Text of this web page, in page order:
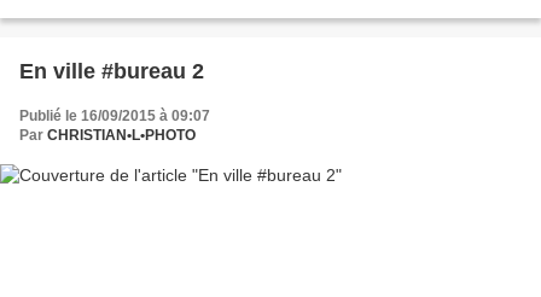
En ville #bureau 2
Publié le 16/09/2015 à 09:07
Par CHRISTIAN•L•PHOTO